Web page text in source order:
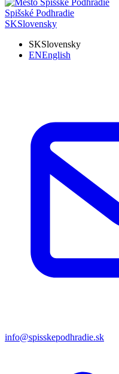
Spišské Podhradie
SKSlovensky
SKSlovensky
ENEnglish
info@spisskepodhradie.sk